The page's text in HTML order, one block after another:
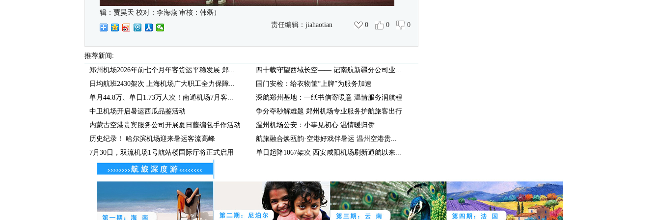
辑： 贾昊天 校对： 李海燕 审核：韩磊）
责任编辑： jiahaotian 0 0 0
推荐新闻:
郑州机场2026年前七个月年客货运平稳发展 郑...
日均航班2430架次 上海机场广大职工全力保障...
单月44.8万、单日1.73万人次！南通机场7月客...
中卫机场开启暑运西瓜品鉴活动
内蒙古空港贵宾服务公司开展夏日藤编包手作活动
历史纪录！ 哈尔滨机场迎来暑运客流高峰
7月30日，双流机场1号航站楼国际厅将正式启用
四十载守望西域长空—— 记南航新疆分公司业...
国门安检：给衣物筐“上牌”为服务加速
深航郑州基地：一纸书信寄暖意 温情服务润航程
争分夺秒解难题 郑州机场专业服务护航旅客出行
温州机场公安：小事见初心 温情暖归侨
航旅融合焕瓯韵·空港好戏伴暑运 温州空港贵...
单日起降1067架次 西安咸阳机场刷新通航以来...